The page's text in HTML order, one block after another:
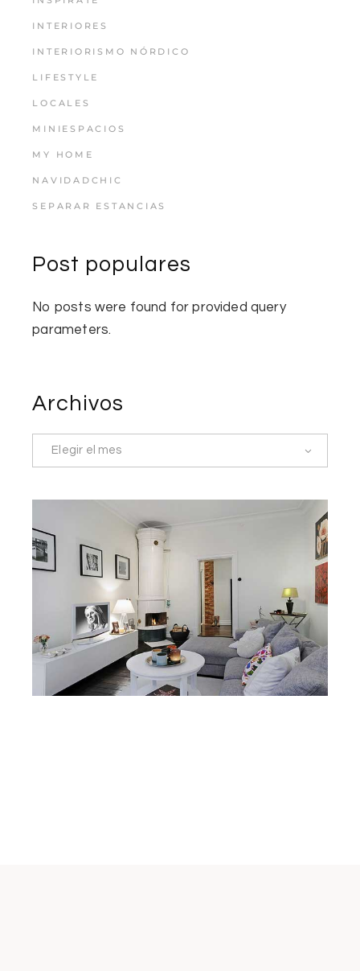
INTERIORES
INTERIORISMO NÓRDICO
LIFESTYLE
LOCALES
MINIESPACIOS
MY HOME
NAVIDADCHIC
SEPARAR ESTANCIAS
Post populares
No posts were found for provided query
parameters.
Archivos
Elegir el mes